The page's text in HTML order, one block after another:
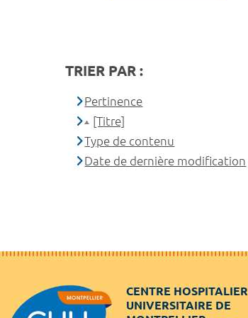
TRIER PAR :
Pertinence
[Titre]
Type de contenu
Date de dernière modification
CENTRE HOSPITALIER
UNIVERSITAIRE DE